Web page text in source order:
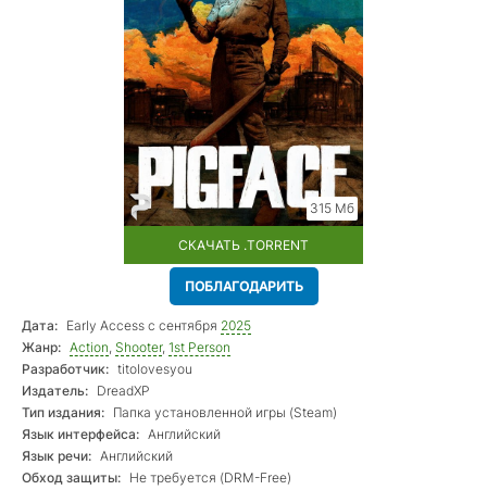
315 Мб
СКАЧАТЬ .TORRENT
ПОБЛАГОДАРИТЬ
Дата: Early Access с сентября 2025
Жанр: Action, Shooter, 1st Person
Разработчик: titolovesyou
Издатель: DreadXP
Тип издания: Папка установленной игры (Steam)
Язык интерфейса: Английский
Язык речи: Английский
Обход защиты: Не требуется (DRM-Free)